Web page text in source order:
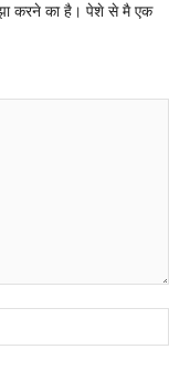
करने का है। पेशे से मै एक